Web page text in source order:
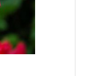
grčka
ruža.